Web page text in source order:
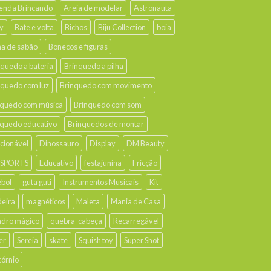
Brincando
Areia de modelar
Astronauta
Bate e volta Bichos Biju Collection
boia
de sabão
Bonecos e figuras
a bateria
Brinquedo a pilha
com luz
Brinquedo com movimento
com música
Brinquedo com som
educativo
Brinquedos de montar
Dinossauro Display
DM Beauty
Educativo festajunina
Fricção
guta guti Instrumentos Musicais
Kit
magnéticos Maleta
Mania de Casa
mágico
quebra-cabeça
Recarregável
Sereia skate Squish toy
Super Shot